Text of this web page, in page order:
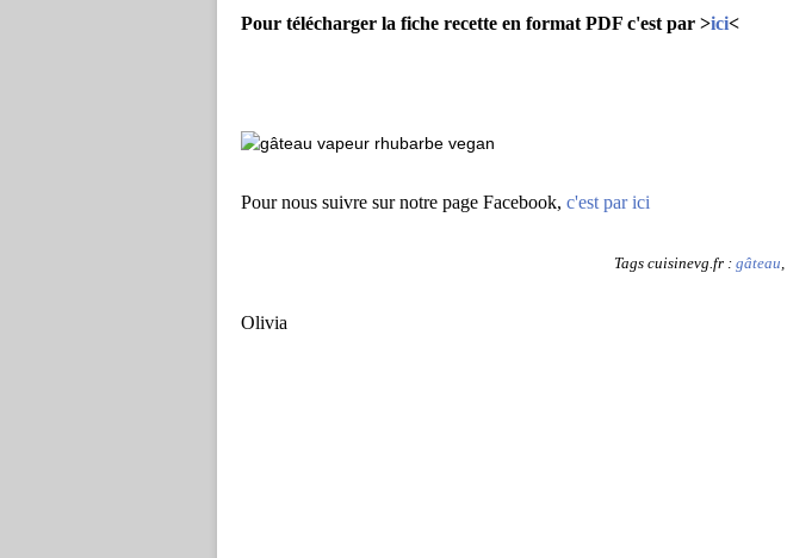
Pour télécharger la fiche recette en format PDF c'est par >ici<
Pour nous suivre sur notre page Facebook, c'est par ici
Tags cuisinevg.fr : gâteau,
Olivia